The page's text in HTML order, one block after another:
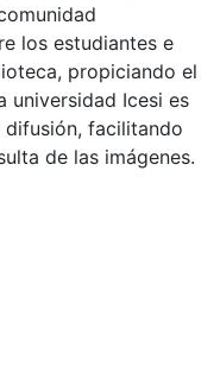
los estudiantes e
propiciando el
universidad Icesi es
facilitando
de las imágenes.